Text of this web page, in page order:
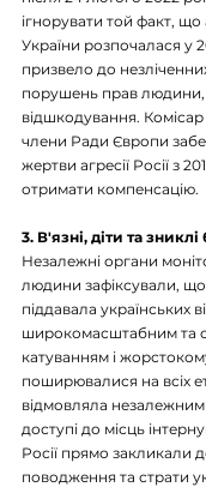
ігнорувати той факт, що
України розпочалася у
призвело до
порушень прав людини,
відшкодування.
члени Ради Європи
жертви агресії Росії з
отримати компенсацію.
3. В'язні, діти та зниклі
Незалежні органи
людини зафіксували,
піддавала українських
широкомасштабним та
катуванням і
поширювалися на всіх
відмовляла незалежним
доступі до місць
Росії прямо закликали
поводження та страти